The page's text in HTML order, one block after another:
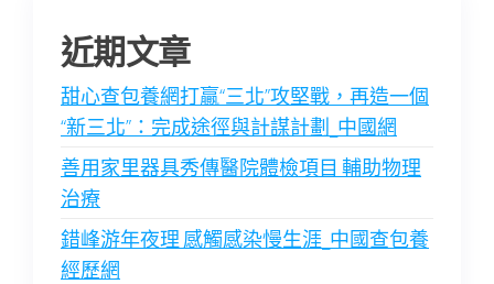
近期文章
甜心查包養網打贏“三北”攻堅戰，再造一個
“新三北”：完成途徑與計謀計劃_中國網
善用家里器具秀傳醫院體檢項目 輔助物理
治療
錯峰游年夜理 感觸感染慢生涯_中國查包養
經歷網